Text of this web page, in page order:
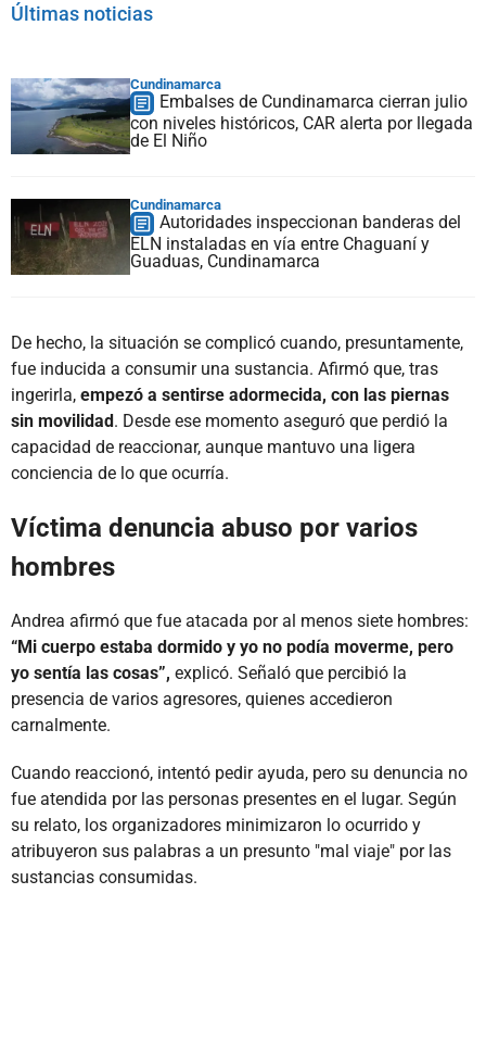
Últimas noticias
Cundinamarca
Embalses de Cundinamarca cierran julio
con niveles históricos, CAR alerta por llegada
de El Niño
Cundinamarca
Autoridades inspeccionan banderas del
ELN instaladas en vía entre Chaguaní y
Guaduas, Cundinamarca
De hecho, la situación se complicó cuando, presuntamente,
fue inducida a consumir una sustancia. Afirmó que, tras
ingerirla, empezó a sentirse adormecida, con las piernas
sin movilidad. Desde ese momento aseguró que perdió la
capacidad de reaccionar, aunque mantuvo una ligera
conciencia de lo que ocurría.
Víctima denuncia abuso por varios
hombres
Andrea afirmó que fue atacada por al menos siete hombres:
“Mi cuerpo estaba dormido y yo no podía moverme, pero
yo sentía las cosas”, explicó. Señaló que percibió la
presencia de varios agresores, quienes accedieron
carnalmente.
Cuando reaccionó, intentó pedir ayuda, pero su denuncia no
fue atendida por las personas presentes en el lugar. Según
su relato, los organizadores minimizaron lo ocurrido y
atribuyeron sus palabras a un presunto "mal viaje" por las
sustancias consumidas.